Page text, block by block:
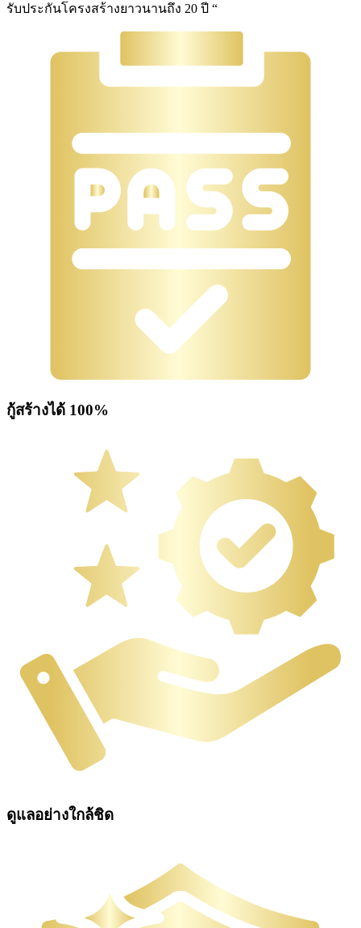
รับประกันโครงสร้างยาวนานถึง 20 ปี “
กู้สร้างได้ 100%
ดูแลอย่างใกล้ชิด